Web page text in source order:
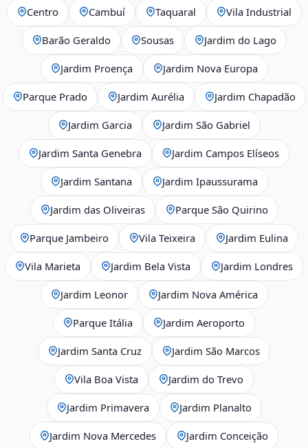
Centro Cambuí Taquaral Vila Industrial
Barão Geraldo Sousas Jardim do Lago
Jardim Proença Jardim Nova Europa
Parque Prado Jardim Aurélia Jardim Chapadão
Jardim Garcia Jardim São Gabriel
Jardim Santa Genebra Jardim Campos Elíseos
Jardim Santana Jardim Ipaussurama
Jardim das Oliveiras Parque São Quirino
Parque Jambeiro Vila Teixeira Jardim Eulina
Vila Marieta Jardim Bela Vista Jardim Londres
Jardim Leonor Jardim Nova América
Parque Itália Jardim Aeroporto
Jardim Santa Cruz Jardim São Marcos
Vila Boa Vista Jardim do Trevo
Jardim Primavera Jardim Planalto
Jardim Nova Mercedes Jardim Conceição